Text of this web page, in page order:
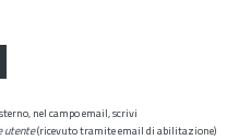
nel campo email, scrivi
utente(ricevuto tramite email di abilitazione)